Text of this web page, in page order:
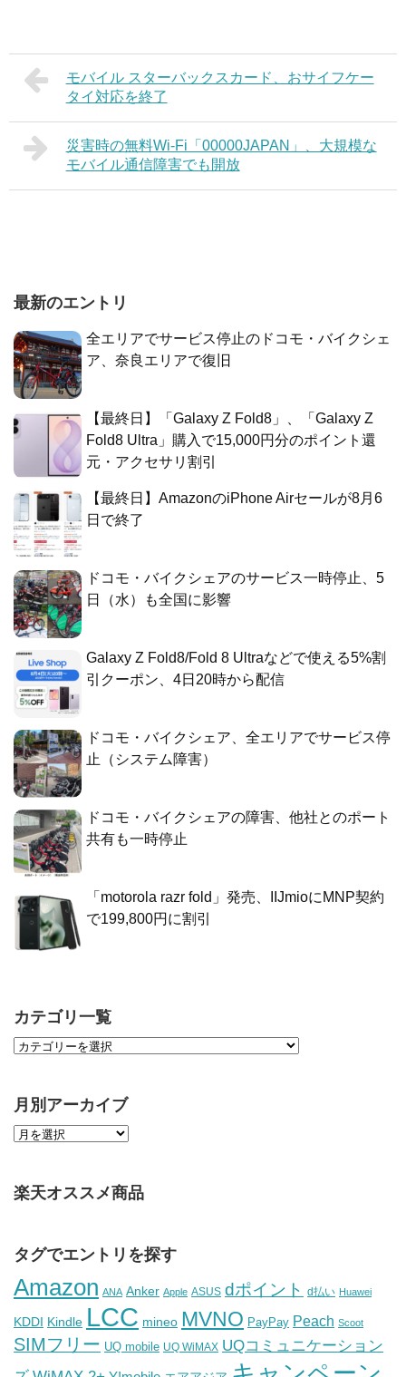
モバイル スターバックスカード、おサイフケー
タイ対応を終了
災害時の無料Wi-Fi「00000JAPAN」、大規模な
モバイル通信障害でも開放
最新のエントリ
全エリアでサービス停止のドコモ・バイクシェ
ア、奈良エリアで復旧
【最終日】「Galaxy Z Fold8」、「Galaxy Z
Fold8 Ultra」購入で15,000円分のポイント還
元・アクセサリ割引
【最終日】AmazonのiPhone Airセールが8月6
日で終了
ドコモ・バイクシェアのサービス一時停止、5
日（水）も全国に影響
Galaxy Z Fold8/Fold 8 Ultraなどで使える5%割
引クーポン、4日20時から配信
ドコモ・バイクシェア、全エリアでサービス停
止（システム障害）
ドコモ・バイクシェアの障害、他社とのポート
共有も一時停止
「motorola razr fold」発売、IIJmioにMNP契約
で199,800円に割引
カテゴリ一覧
月別アーカイブ
楽天オススメ商品
タグでエントリを探す
Amazon ANA Anker Apple ASUS dポイント d払い Huawei
KDDI Kindle LCC mineo MVNO PayPay Peach Scoot
SIMフリー UQ mobile UQ WiMAX UQコミュニケーション